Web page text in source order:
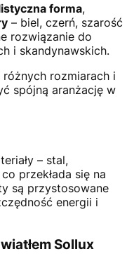
forma,
– biel, czerń, szarość
rozwiązanie do
i skandynawskich.
rozmiarach i
spójną aranżację w
– stal,
przekłada się na
są przystosowane
energii i
Sollux